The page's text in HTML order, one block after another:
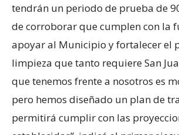
tendrán un periodo de prueba de
de corroborar que cumplen con la
apoyar al Municipio y fortalecer el
limpieza que tanto requiere San
que tenemos frente a nosotros es
pero hemos diseñado un plan de
permitirá cumplir con las